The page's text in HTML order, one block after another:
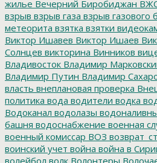
жилье Вечерний Биробиджан
взрыв взрыв газа взрыв газового
метеорита взятка взятки
Виктор Ишавев Виктор Ишаев
Солнцев викторина Винников
Владивосток Владимир
Владимир Путин Владимир
власть внеплановая проверка
политика вода водители водка
Водоканал водолазы
башня водоснабжение военная
военный комиссар ВОЗ
воинский учет война война в
волейбол волк Волонтеры